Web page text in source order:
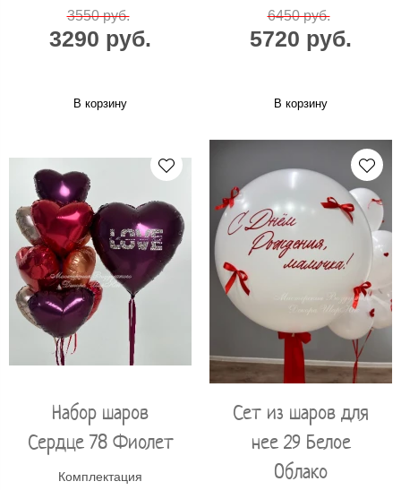
3550 руб.
3290 руб.
В корзину
6450 руб.
5720 руб.
В корзину
Набор шаров
Сердце 78 Фиолет
Комплектация
Сет из шаров для
нее 29 Белое
Облако